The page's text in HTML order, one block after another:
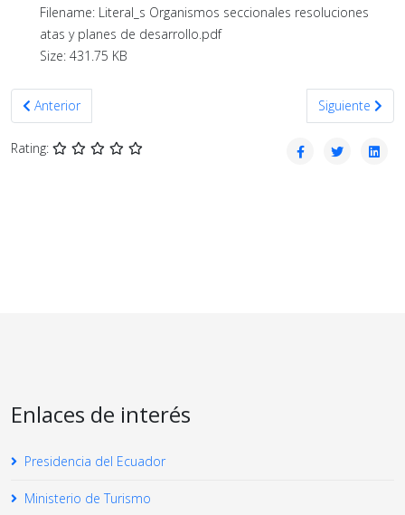
Filename: Literal_s Organismos seccionales resoluciones
atas y planes de desarrollo.pdf
Size: 431.75 KB
Artículo anterior: Agosto-2020
Anterior Artículo
Siguiente
Rating:
Enlaces de interés
Presidencia del Ecuador
Ministerio de Turismo